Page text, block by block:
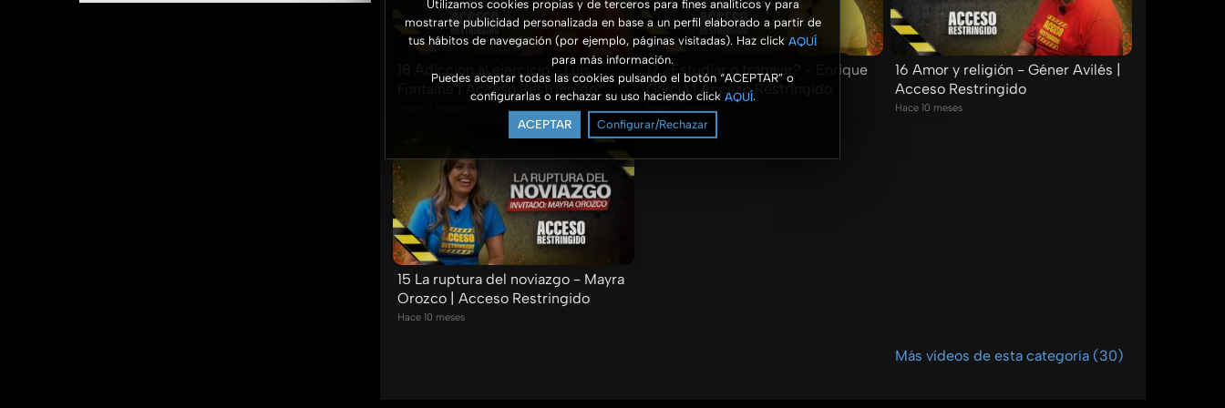
Utilizamos cookies propias y de terceros para fines analíticos y para
mostrarte publicidad personalizada en base a un perfil elaborado a partir de
tus hábitos de navegación (por ejemplo, páginas visitadas). Haz click AQUÍ
para más información.
Puedes aceptar todas las cookies pulsando el botón “ACEPTAR” o
configurarlas o rechazar su uso haciendo click AQUÍ.
ACEPTAR Configurar/Rechazar
18 Adicción al ejercicio - Luis
Fontaine | Acceso Restringido
17 ¿Estudiar o trabajar? - Enrique
García | Acceso Restringido
Hace 10 meses
16 Amor y religión - Géner Avilés |
Acceso Restringido
Hace 10 meses
15 La ruptura del noviazgo - Mayra
Orozco | Acceso Restringido
Hace 10 meses
Más vídeos de esta categoría (30)